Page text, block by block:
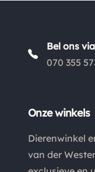
Bel ons via
070 355
Onze winkels
Dierenwinkel
van der